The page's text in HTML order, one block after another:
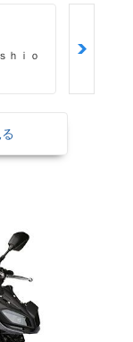
ｈｉｏ